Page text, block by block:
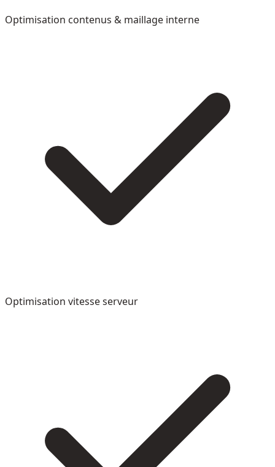
Optimisation contenus & maillage interne
Optimisation vitesse serveur